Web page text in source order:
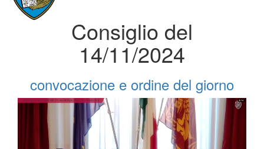
Consiglio del
14/11/2024
convocazione e ordine del giorno